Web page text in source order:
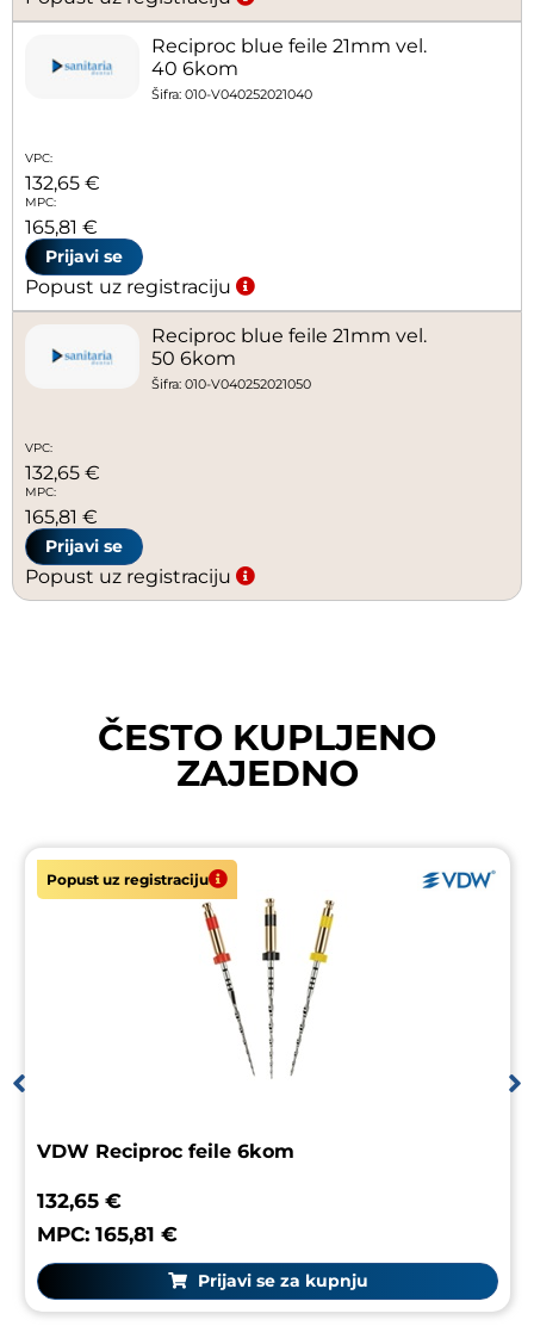
Reciproc blue feile 21mm vel.
40 6kom
Šifra: 010-V040252021040
VPC:
132,65 €
MPC:
165,81 €
Prijavi se
Popust uz registraciju
Reciproc blue feile 21mm vel.
50 6kom
Šifra: 010-V040252021050
VPC:
132,65 €
MPC:
165,81 €
Prijavi se
Popust uz registraciju
ČESTO KUPLJENO
ZAJEDNO
Popust uz registraciju
VDW Reciproc feile 6kom
132,65 €
MPC: 165,81 €
Prijavi se za kupnju